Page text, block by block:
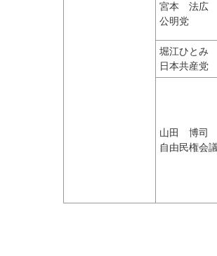
宮本 法広
公明党
堀江ひとみ
日本共産党
山田 博司
自由民権会